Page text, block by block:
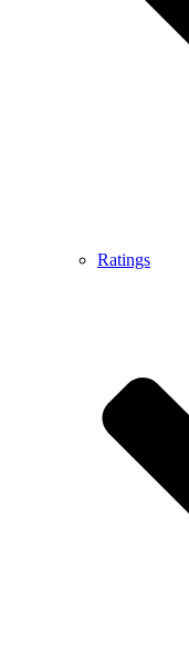
Ratings